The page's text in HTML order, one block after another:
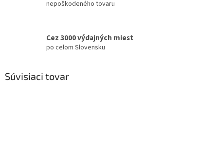
nepoškodeného tovaru
Cez 3000 výdajných miest
po celom Slovensku
Súvisiaci tovar